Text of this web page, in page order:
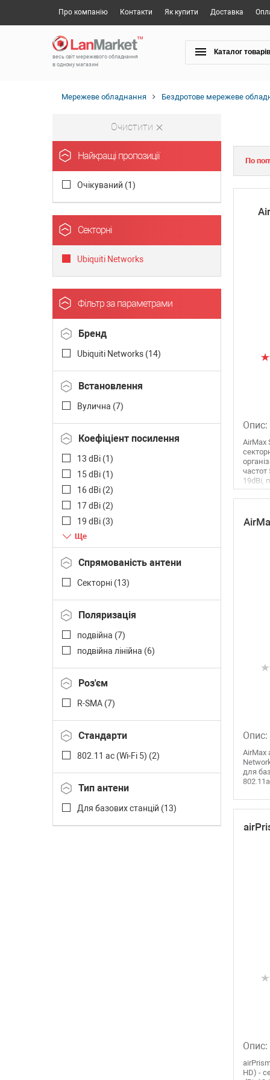
Про компанію Контакти Як купити Доставка
весь світ мережевого обладнання
в одному магазині
Каталог товарів
Мережеве обладнання Бездротове мережеве
Очистити
Найкращі пропозиції
Очікуваний (1)
Секторні
Ubiquiti Networks
Фільтр за параметрами
Бренд
Ubiquiti Networks (14)
Встановлення
Вулична (7)
Коефіціент посилення
13 dBi (1)
15 dBi (1)
16 dBi (2)
17 dBi (2)
19 dBi (3)
20 dBi (
22 dBi (2)
Спрямованість антени
Секторні (13)
Поляризація
подвійна (7)
подвійна лінійна (6)
Роз'єм
R-SMA (7)
Стандарти
802.11 ac (Wi-Fi 5) (2)
Тип антени
Для базових станцій (13)
По
Опис:
AirMax
частот
19dBi,
Опис:
AirMax
для
Опис:
HD) -